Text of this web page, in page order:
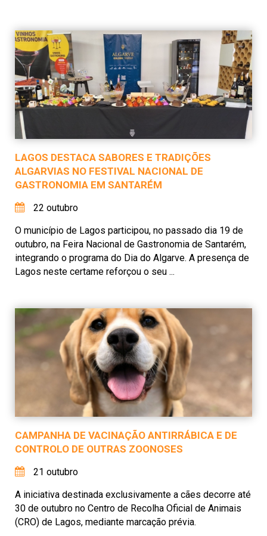
LAGOS DESTACA SABORES E TRADIÇÕES
ALGARVIAS NO FESTIVAL NACIONAL DE
GASTRONOMIA EM SANTARÉM
22 outubro
O município de Lagos participou, no passado dia 19 de
outubro, na Feira Nacional de Gastronomia de Santarém,
integrando o programa do Dia do Algarve. A presença de
Lagos neste certame reforçou o seu ...
CAMPANHA DE VACINAÇÃO ANTIRRÁBICA E DE
CONTROLO DE OUTRAS ZOONOSES
21 outubro
A iniciativa destinada exclusivamente a cães decorre até
30 de outubro no Centro de Recolha Oficial de Animais
(CRO) de Lagos, mediante marcação prévia.